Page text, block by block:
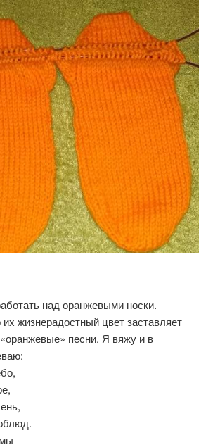
над оранжевыми носки.
жизнерадостный цвет заставляет
песни. Я вяжу и в